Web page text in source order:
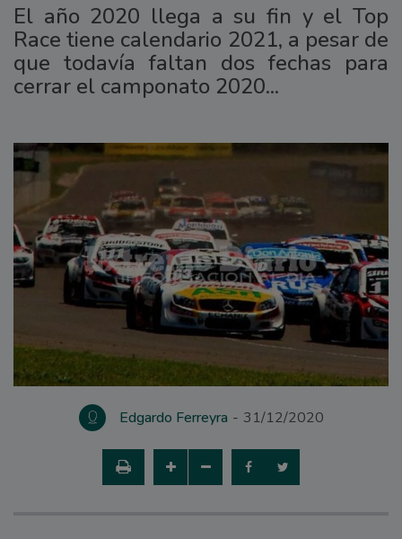
El año 2020 llega a su fin y el Top
Race tiene calendario 2021, a pesar de
que todavía faltan dos fechas para
cerrar el camponato 2020...
Edgardo Ferreyra 31/12/2020